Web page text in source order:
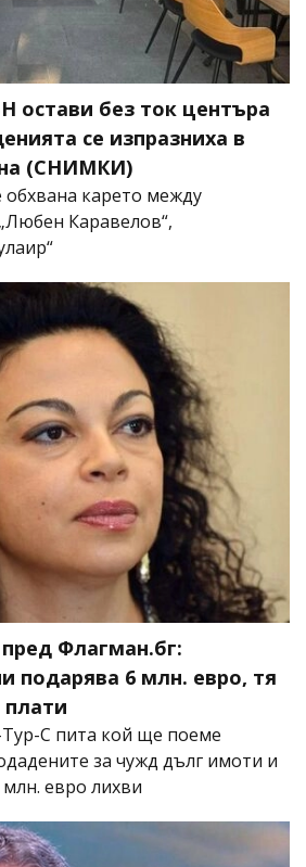
остави без ток центъра
се изпразниха в
(СНИМКИ)
карето между
Каравелов“,
Флагман.бг:
подарява 6 млн. евро, тя
плати
С пита кой ще поеме
за чужд дълг имоти и
евро лихви